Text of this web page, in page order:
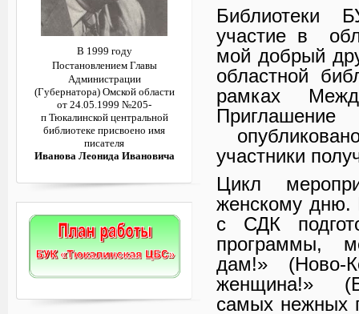
Библиотеки
участие в
мой добрый
областной
рамках
участники
Цикл
женскому дню.
с СДК
программы,
дам!» (Ново-
женщина!»
самых нежных
В 1999 году
Постановлением Главы
Администрации
(Губернатора) Омской области
от 24.05.1999 №205-
п Тюкалинской центральной
библиотеке присвоено имя
писателя
Иванова Леонида Ивановича